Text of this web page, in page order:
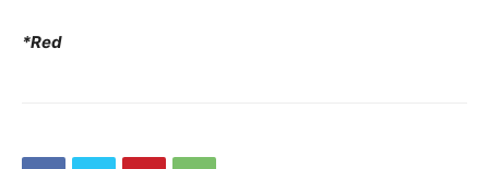
*Red